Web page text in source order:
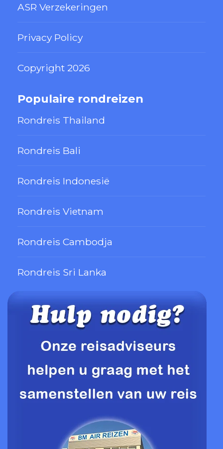
ASR Verzekeringen
Privacy Policy
Copyright 2026
Populaire rondreizen
Rondreis Thailand
Rondreis Bali
Rondreis Indonesië
Rondreis Vietnam
Rondreis Cambodja
Rondreis Sri Lanka